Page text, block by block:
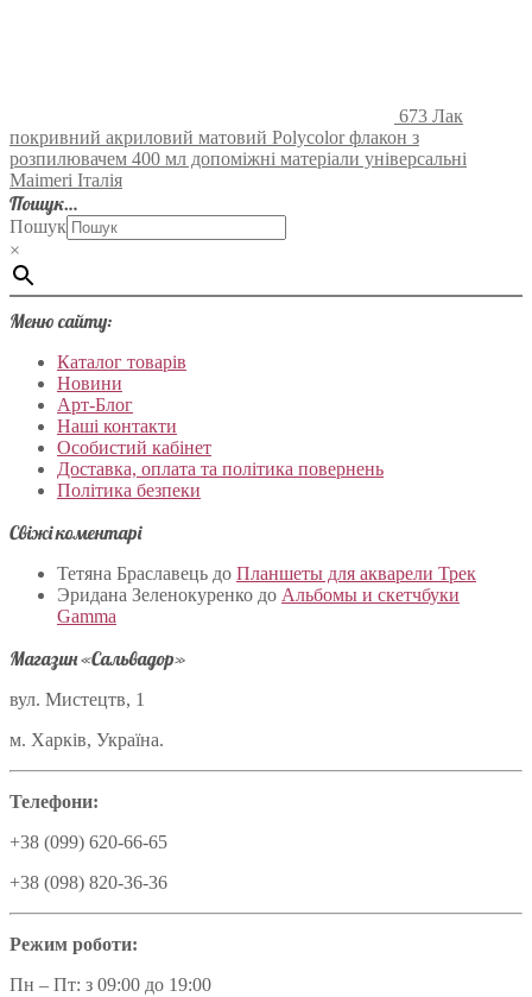
673 Лак
покривний акриловий матовий Polycolor флакон з
розпилювачем 400 мл допоміжні матеріали універсальні
Maimeri Італія
Пошук…
Пошук
×
Меню сайту:
Каталог товарів
Новини
Арт-Блог
Наші контакти
Особистий кабінет
Доставка, оплата та політика повернень
Політика безпеки
Свіжі коментарі
Тетяна Браславець до Планшеты для акварели Трек
Эридана Зеленокуренко до Альбомы и скетчбуки
Gamma
Магазин «Сальвадор»
вул. Мистецтв, 1
м. Харків, Україна.
Телефони:
+38 (099) 620-66-65
+38 (098) 820-36-36
Режим роботи:
Пн – Пт: з 09:00 до 19:00